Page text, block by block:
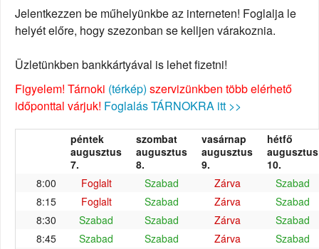
Jelentkezzen be műhelyünkbe az interneten! Foglalja le
helyét előre, hogy szezonban se kelljen várakoznia.
Üzletünkben bankkártyával is lehet fizetni!
Figyelem! Tárnoki (térkép) szervizünkben több elérhető
időponttal várjuk! Foglalás TÁRNOKRA itt >>
péntek
augusztus
7.
szombat
augusztus
8.
vasárnap
augusztus
9.
hétfő
augusztus
10.
8:00
Foglalt Szabad Zárva
Szabad
8:15
Foglalt Szabad Zárva
Szabad
8:30
Szabad Szabad Zárva
Szabad
8:45
Szabad Szabad Zárva
Szabad